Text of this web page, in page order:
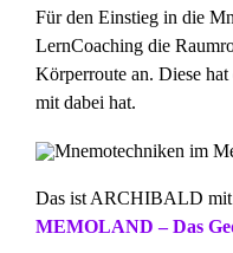
Für den Einstieg in die
LernCoaching die
Körperroute an. Diese
mit dabei hat.
Das ist ARCHIBALD mit
MEMOLAND – Das